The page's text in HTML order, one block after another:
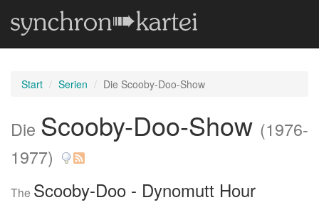
Start Serien Die Scooby-Doo-Show
Die Scooby-Doo-Show (1976-
1977)
The Scooby-Doo - Dynomutt Hour